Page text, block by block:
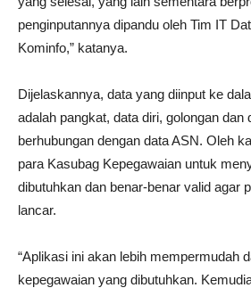
penginputannya dipandu oleh Tim IT
Kominfo,” katanya.
Dijelaskannya, data yang diinput ke
adalah pangkat, data diri, golongan dan
berhubungan dengan data ASN. Oleh
para Kasubag Kepegawaian untuk
dibutuhkan dan benar-benar valid agar
lancar.
“Aplikasi ini akan lebih mempermudah
kepegawaian yang dibutuhkan.